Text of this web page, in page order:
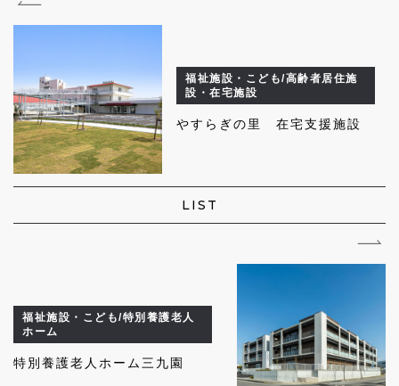
福祉施設・こども/高齢者居住施
設・在宅施設
やすらぎの里 在宅支援施設
LIST
福祉施設・こども/特別養護老人
ホーム
特別養護老人ホーム三九園